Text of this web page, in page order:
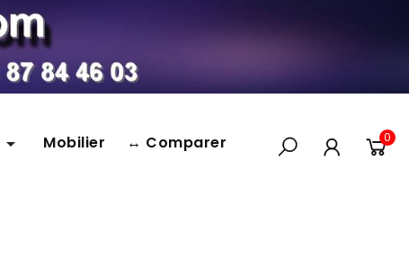
 Mobilier ↔ Comparer 0